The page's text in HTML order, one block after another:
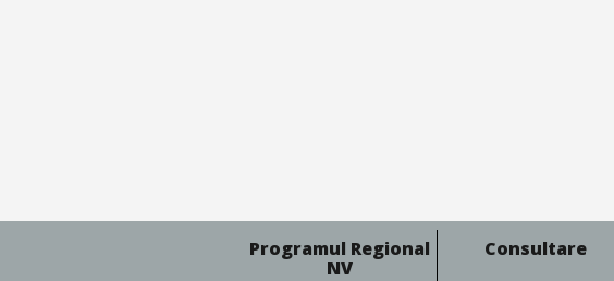
Programul Regional
NV
Consultare